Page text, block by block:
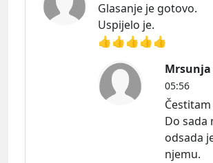
Glasanje je gotovo.
Uspijelo je.
👍👍👍👍👍
Mrsunja
05:56
Do sada
odsada
njemu.